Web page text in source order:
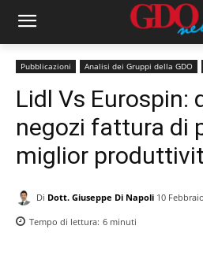
Pubblicazioni Analisi dei Gruppi della GDO
Lidl Vs Eurospin:
negozi fattura di
miglior
Di Dott. Giuseppe Di Napoli 10
Tempo di lettura: 6 minuti